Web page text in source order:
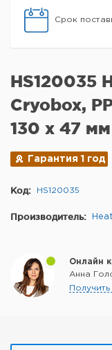
Срок
HS120035
Cryobox,
130 x 47 мм
Гарантия 1 год
Код: HS120035
Производитель:
Онлайн
Анна